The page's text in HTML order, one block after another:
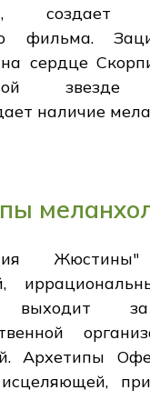
создает
фильма.
сердце
звезде
наличие
выходит
Архетипы